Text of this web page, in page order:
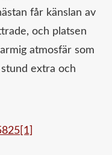
får känslan av
och platsen
atmosfär som
extra och